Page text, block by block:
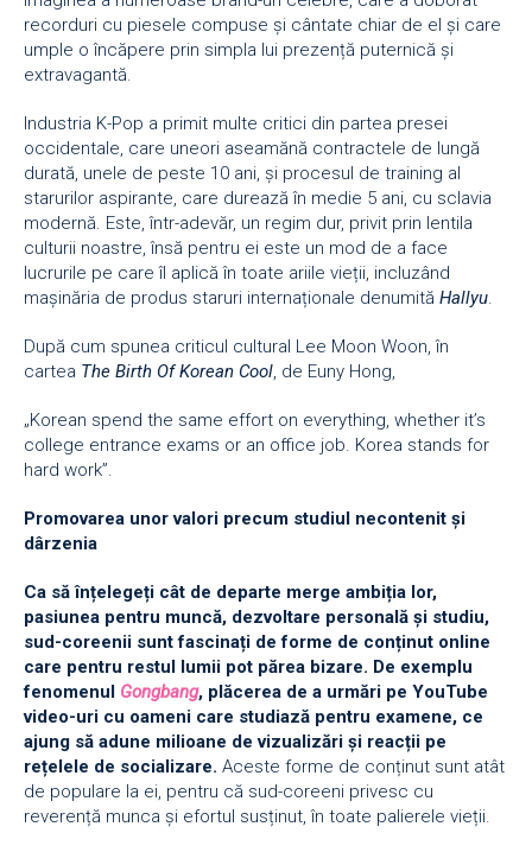
recorduri cu piesele compuse și cântate chiar de el și care
umple o încăpere prin simpla lui prezență puternică și
extravagantă.
Industria K-Pop a primit multe critici din partea presei
occidentale, care uneori aseamănă contractele de lungă
durată, unele de peste 10 ani, și procesul de training al
starurilor aspirante, care durează în medie 5 ani, cu sclavia
modernă. Este, într-adevăr, un regim dur, privit prin lentila
culturii noastre, însă pentru ei este un mod de a face
lucrurile pe care îl aplică în toate ariile vieții, incluzând
mașinăria de produs staruri internaționale denumită Hallyu.
După cum spunea criticul cultural Lee Moon Woon, în
cartea The Birth Of Korean Cool, de Euny Hong,
„Korean spend the same effort on everything, whether it’s
college entrance exams or an office job. Korea stands for
hard work”.
Promovarea unor valori precum studiul necontenit și
dârzenia
Ca să înțelegeți cât de departe merge ambiția lor,
pasiunea pentru muncă, dezvoltare personală și studiu,
sud-coreenii sunt fascinați de forme de conținut online
care pentru restul lumii pot părea bizare. De exemplu
fenomenul Gongbang, plăcerea de a urmări pe YouTube
video-uri cu oameni care studiază pentru examene, ce
ajung să adune milioane de vizualizări și reacții pe
rețelele de socializare. Aceste forme de conținut sunt atât
de populare la ei, pentru că sud-coreeni privesc cu
reverență munca și efortul susținut, în toate palierele vieții.